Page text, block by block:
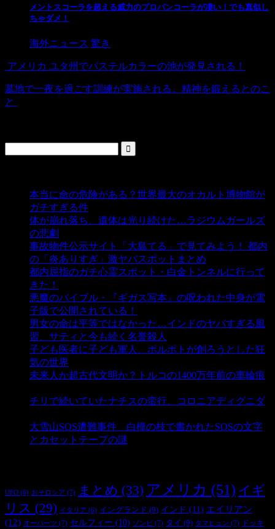
メントスコーラを超える威力のプロパンコーラが凄い！でも真似し
ちゃダメ！
海外ニュース 驚き
アメリカ ユタ州でパステルカラーの池が発見される！
墓地で一夜を過ごす訓練が実施される。精神を鍛えるとのこ
と
本当に命の危険がある？世界最大のオカルト博物館が
ガチすぎる件
体が崩れ落ち、遺体は光り続けた…ラジウムガールズ
の悲劇
事故物件公示サイト「大島てる」で見てみよう！ 都内
の「炎ありすぎ」激ヤバスポットまとめ
都内屈指のガチ心霊スポット・白金トンネルに行って
きた！
悪魔のバイブル・『ギガス写本』の呪われた中身が電
子版で公開されている！
男女の命は平等ではなかった…インドのヤバすぎる風
習、サティと今も続く名誉殺人
子ども医者に子ども軍人、ポルポトが創ろうとした狂
気の世界
未来人か超古代文明か？トルコの1400万年前の車輪痕
チリで続いていたナチスの蛮行、コロニアディグニダ
大雪山SOS遭難事件 白樺の枝で書かれたSOSの文字
とカセットテープの謎
UFO (6) おそロシア (7) まとめ (33) アメリカ (51) イギ
リス (29) イタリア (6) イングランド (9) インド (11) エイリアン
(12) オーパーツ (7) セルフィー (10) ゾンビ (7) タイ (9) タマヒュン (7)
ドッキ